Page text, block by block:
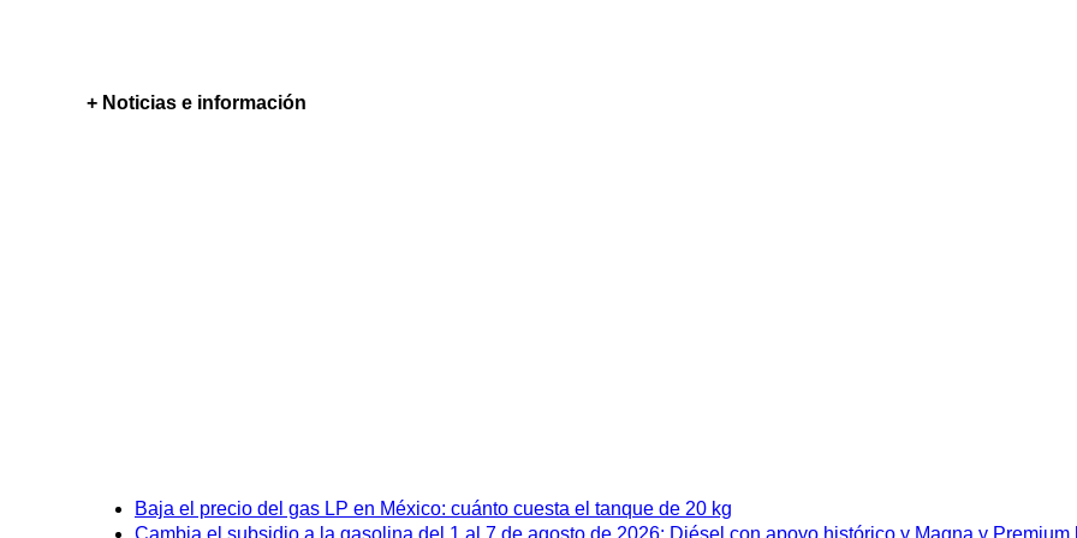
+ Noticias e información
Baja el precio del gas LP en México: cuánto cuesta el tanque de 20 kg
Cambia el subsidio a la gasolina del 1 al 7 de agosto de 2026: Diésel con apoyo histórico y Magna y Premium